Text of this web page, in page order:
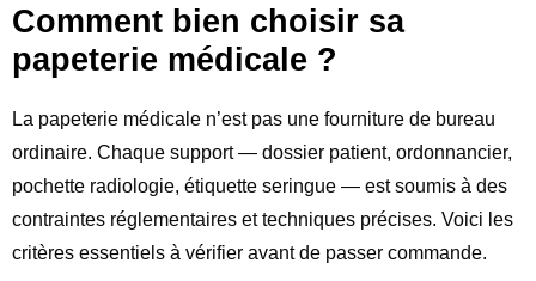
Comment bien choisir sa
papeterie médicale ?
La papeterie médicale n’est pas une fourniture de bureau
ordinaire. Chaque support — dossier patient, ordonnancier,
pochette radiologie, étiquette seringue — est soumis à des
contraintes réglementaires et techniques précises. Voici les
critères essentiels à vérifier avant de passer commande.